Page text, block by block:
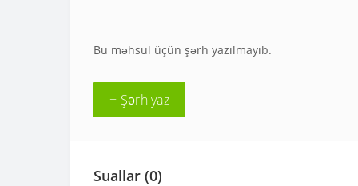
Bu məhsul üçün şərh yazılmayıb.
+ Şərh yaz
Suallar (0)